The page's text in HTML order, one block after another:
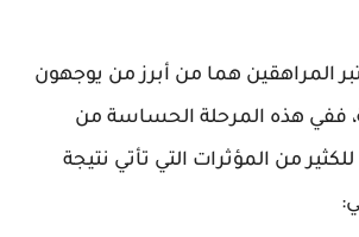
المراهقين هما من أبرز من يوجهون
ففي هذه المرحلة الحساسة من
من المؤثرات التي تأتي نتيجة